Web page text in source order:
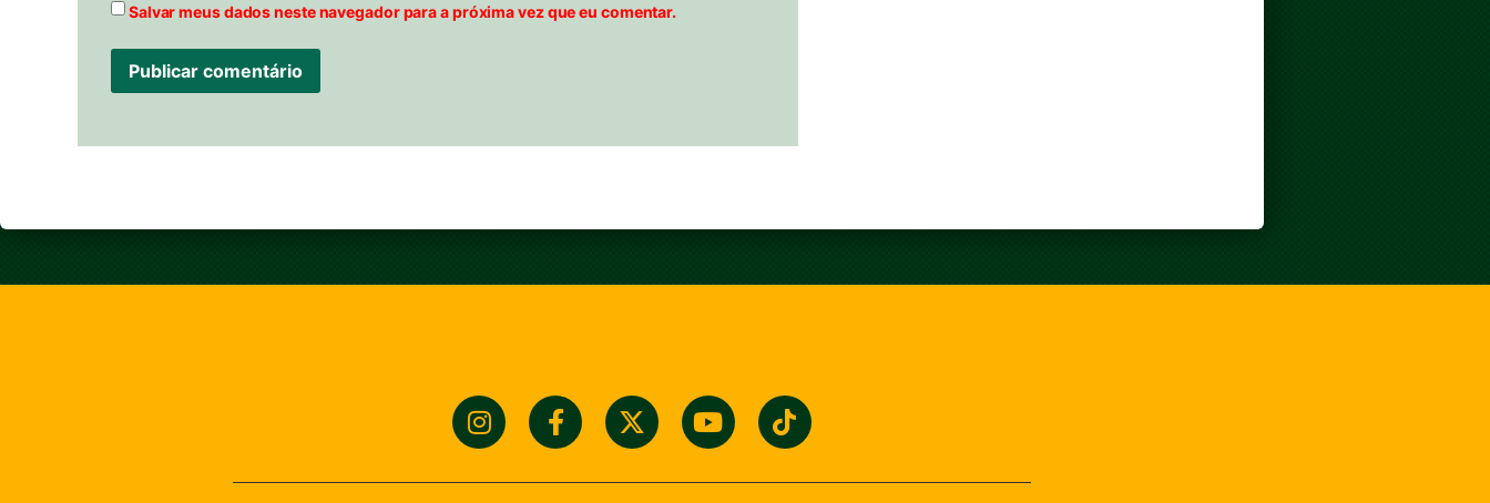
Salvar meus dados neste navegador para a próxima vez que eu comentar.